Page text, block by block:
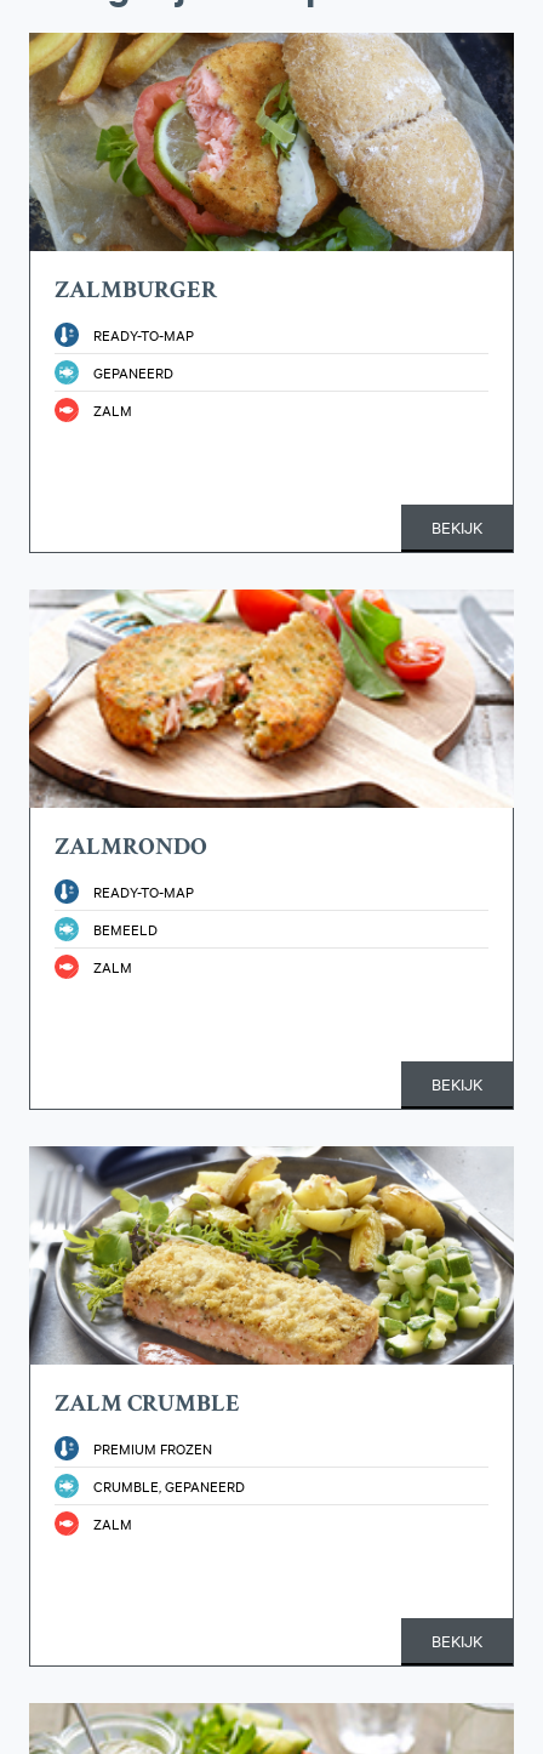
ZALMBURGER
READY-TO-MAP
GEPANEERD
ZALM
BEKIJK
ZALMRONDO
READY-TO-MAP
BEMEELD
ZALM
BEKIJK
ZALM CRUMBLE
PREMIUM FROZEN
CRUMBLE, GEPANEERD
ZALM
BEKIJK